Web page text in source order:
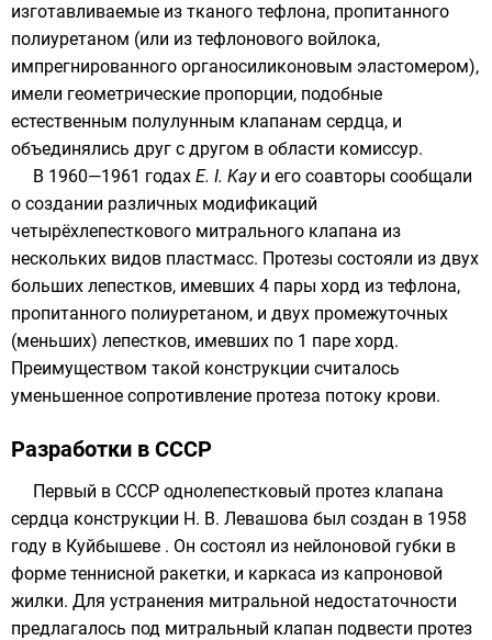
изготавливаемые из тканого тефлона, пропитанного
полиуретаном (или из тефлонового войлока,
импрегнированного органосиликоновым эластомером),
имели геометрические пропорции, подобные
естественным полулунным клапанам сердца, и
объединялись друг с другом в области комиссур.
В 1960—1961 годах E. I. Kayи его соавторы сообщали
о создании различных модификаций
четырёхлепесткового митрального клапана из
нескольких видов пластмасс. Протезы состояли из двух
больших лепестков, имевших 4 пары хорд из тефлона,
пропитанного полиуретаном, и двух промежуточных
(меньших) лепестков, имевших по 1 паре хорд.
Преимуществом такой конструкции считалось
уменьшенное сопротивление протеза потоку крови.
Разработки в СССР
Первый в СССР однолепестковый протез клапана
сердца конструкции Н. В. Левашова был создан в 1958
году в Куйбышеве . Он состоял из нейлоновой губки в
форме теннисной ракетки, и каркаса из капроновой
жилки. Для устранения митральной недостаточности
предлагалось под митральный клапан подвести протез